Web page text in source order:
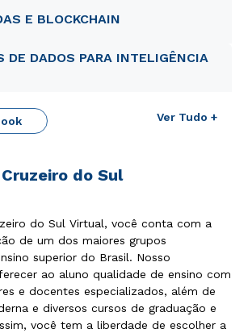
E BLOCKCHAIN
DE DADOS PARA INTELIGÊNCIA
Ver Tudo +
do Sul
do Sul Virtual, você conta com a
de um dos maiores grupos
superior do Brasil. Nosso
ao aluno qualidade de ensino com
e docentes especializados, além de
e diversos cursos de graduação e
você tem a liberdade de escolher a
e fácil